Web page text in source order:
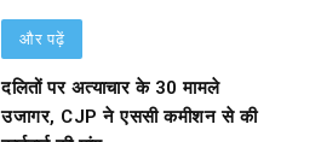
और पढ़ें
दलितों पर अत्याचार के 30 मामले
उजागर, CJP ने एससी कमीशन से की